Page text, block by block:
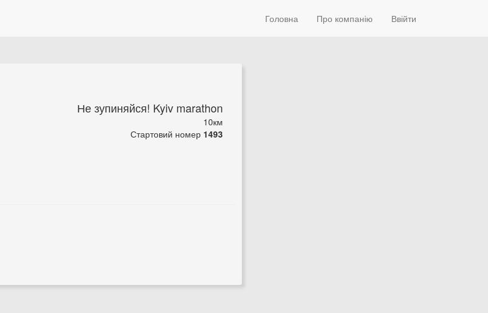
Головна Про компанію Ввійти
Не зупиняйся! Kyiv marathon
10км
Стартовий номер 1493